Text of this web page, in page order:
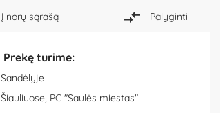
Į norų sąrašą Palyginti
Prekę turime:
Sandėlyje
Šiauliuose, PC "Saulės miestas"